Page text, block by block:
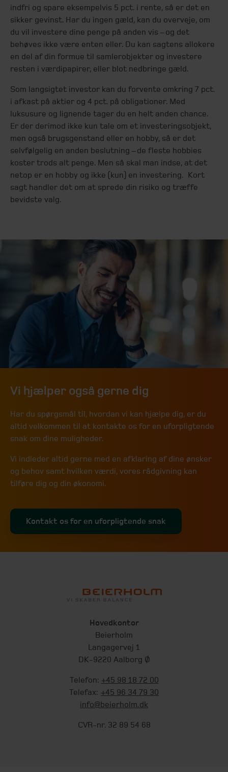
indfri og spare eksempelvis 5 pct. i rente, så er det en
sikker gevinst. Har du ingen gæld, kan du overveje, om
du vil investere dine penge på anden vis – og det
behøves ikke være enten eller. Du kan sagtens allokere
en del af din formue til samlerobjekter og investere
resten i værdipapirer, eller blot nedbringe gæld.
Som langsigtet investor kan du forvente omkring 7 pct.
i afkast på aktier og 4 pct. på obligationer. Med
luksusure og lignende tager du en helt anden chance.
Er der derimod ikke kun tale om et investeringsobjekt,
men også brugsgenstand eller en hobby, så er det
selvfølgelig en anden beslutning – de fleste hobbies
koster trods alt penge. Men så skal man indse, at det
netop er en hobby og ikke (kun) en investering. Kort
sagt handler det om at sprede din risiko og træffe
bevidste valg.
Vi hjælper også gerne dig
Har du spørgsmål til, hvordan vi kan hjælpe dig, er du
altid velkommen til at kontakte os for en uforpligtende
snak om dine muligheder.
Vi indleder altid gerne med en afklaring af dine ønsker
og behov samt hvilken værdi, vores rådgivning kan
tilføre dig og din økonomi.
Kontakt os for en uforpligtende snak
Hovedkontor
Beierholm
Langagervej 1
DK-9220 Aalborg Ø
Telefon: +45 98 18 72 00
Telefax: +45 96 34 79 30
info@beierholm.dk
CVR-nr. 32 89 54 68